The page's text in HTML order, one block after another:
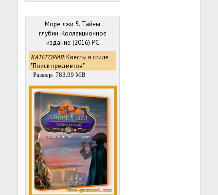
Море лжи 5. Тайны
глубин. Коллекционное
издание (2016) PC
КАТЕГОРИЯ:Квесты в стиле
"Поиск предметов"
Размер: 783.99 MB